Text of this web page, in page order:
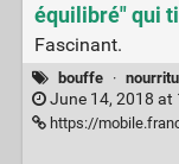
équilibré" qui
Fascinant.
bouffe ·
June 14, 2018 at
https://mobile.francetvinfo.fr/sante/alimentation/